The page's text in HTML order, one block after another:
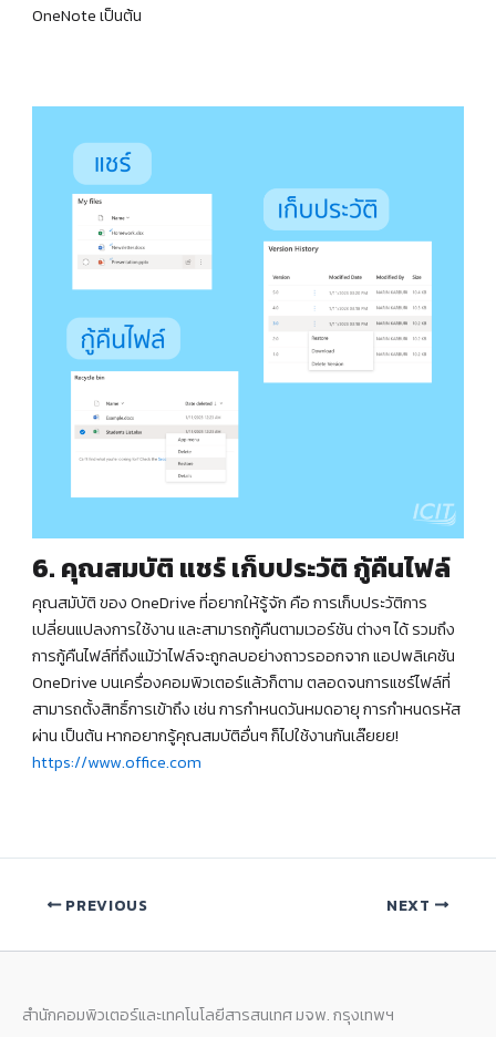
OneNote เป็นต้น
6. คุณสมบัติ แชร์ เก็บประวัติ กู้คืนไฟล์
คุณสมับัติ ของ OneDrive ที่อยากให้รู้จัก คือ การเก็บประวัติการ
เปลี่ยนแปลงการใช้งาน และสามารถกู้คืนตามเวอร์ชัน ต่างๆ ได้ รวมถึง
การกู้คืนไฟล์ที่ถึงแม้ว่าไฟล์จะถูกลบอย่างถาวรออกจาก แอปพลิเคชัน
OneDrive บนเครื่องคอมพิวเตอร์แล้วก็ตาม ตลอดจนการแชร์ไฟล์ที่
สามารถตั้งสิทธิ์การเข้าถึง เช่น การกำหนดวันหมดอายุ การกำหนดรหัส
ผ่าน เป็นต้น หากอยากรู้คุณสมบัติอื่นๆ ก็ไปใช้งานกันเล๊ยยย!
https://www.office.com
PREVIOUS NEXT
สำนักคอมพิวเตอร์และเทคโนโลยีสารสนเทศ มจพ. กรุงเทพฯ